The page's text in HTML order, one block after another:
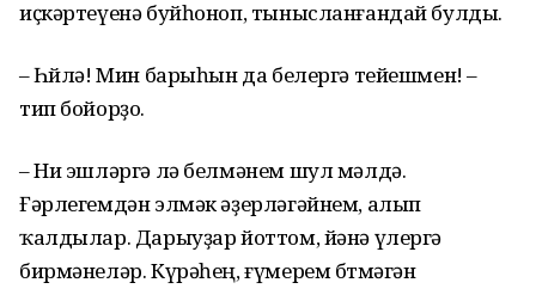
иҫкәртеүенә буйһоноп, тынысланғандай булды.
– Һөйлә! Мин барыһын да белергә тейешмен! –
тип бойорҙо.
– Ни эшләргә лә белмәнем шул мәлдә.
Ғәрлегемдән элмәк әҙерләгәйнем, алып
ҡалдылар. Дарыуҙар йоттом, йәнә үлергә
бирмәнеләр. Күрәһең, ғүмерем бөтмәгән